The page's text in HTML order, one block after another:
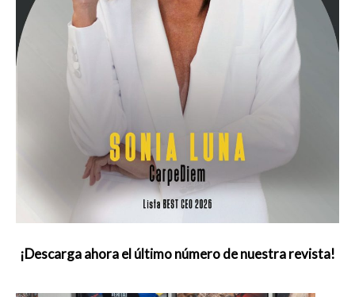
¡Descarga ahora el último número de nuestra revista!